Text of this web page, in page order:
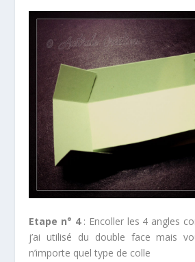
Etape n° 4: Encoller les 4 angles
j’ai utilisé du double face mais
n’importe quel type de colle